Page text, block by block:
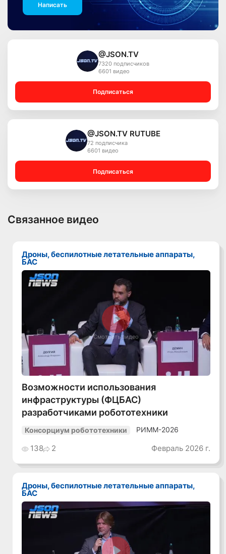
Написать
@JSON.TV
7320 подписчиков
6601 видео
Подписаться
@JSON.TV RUTUBE
72 подписчика
6601 видео
Подписаться
Связанное видео
Дроны, беспилотные летательные аппараты,
БАС
Смотреть видео
Возможности использования
инфраструктуры (ФЦБАС)
разработчиками робототехники
Консорциум робототехники РИММ-2026
138 2 Февраль 2026 г.
Дроны, беспилотные летательные аппараты,
БАС